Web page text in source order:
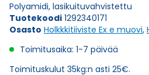
3/4"
HOLKKITIIVISTE
määrä
Polyamidi, lasikuituvahvistettu
Tuotekoodi 1292340171
Osasto Holkkkitiiviste Ex e muovi,
Toimitusaika: 1-7 päivää
Toimituskulut 35kg:n asti 25€.